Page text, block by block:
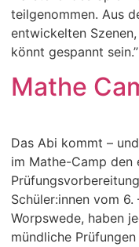
teilgenommen. Aus
entwickelten
könnt gespannt sein.”
Mathe
Das Abi kommt –
im Mathe-Camp den
Schüler:innen vom
Worpswede, haben
mündliche